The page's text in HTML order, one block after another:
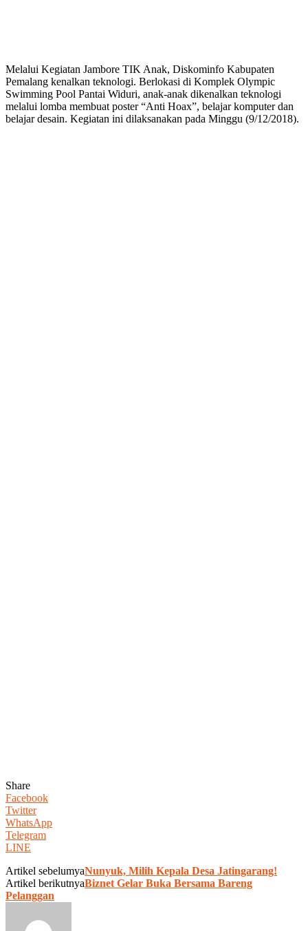
Melalui Kegiatan Jambore TIK Anak, Diskominfo Kabupaten
Pemalang kenalkan teknologi. Berlokasi di Komplek Olympic
Swimming Pool Pantai Widuri, anak-anak dikenalkan teknologi
melalui lomba membuat poster “Anti Hoax”, belajar komputer dan
belajar desain. Kegiatan ini dilaksanakan pada Minggu (9/12/2018).
Share
Facebook
Twitter
WhatsApp
Telegram
LINE
Artikel sebelumyaNunyuk, Milih Kepala Desa Jatingarang!
Artikel berikutnyaBiznet Gelar Buka Bersama Bareng
Pelanggan